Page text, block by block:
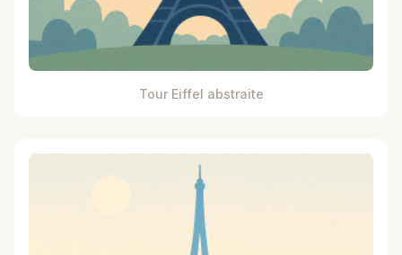
Tour Eiffel abstraite